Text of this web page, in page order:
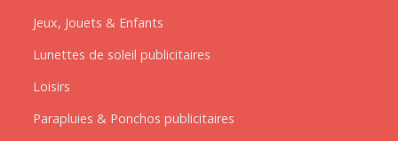
Jeux, Jouets & Enfants
Lunettes de soleil publicitaires
Loisirs
Parapluies & Ponchos publicitaires